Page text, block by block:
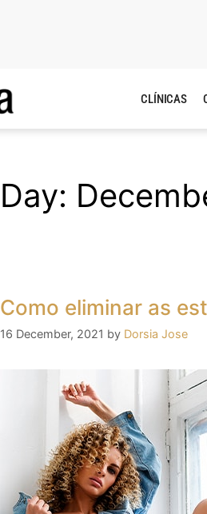
CLÍNICAS
Day:
Como eliminar as
16 December, 2021 by Dorsia Jose